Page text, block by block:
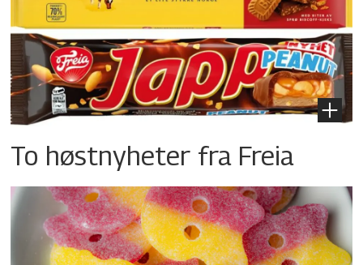
To høstnyheter fra Freia